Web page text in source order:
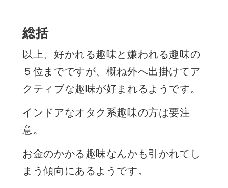
総括
以上、好かれる趣味と嫌われる趣味の
５位までですが、概ね外へ出掛けてア
クティブな趣味が好まれるようです。
インドアなオタク系趣味の方は要注
意。
お金のかかる趣味なんかも引かれてし
まう傾向にあるようです。